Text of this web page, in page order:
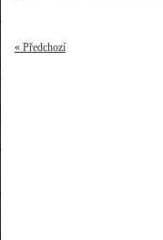
« Předchozí